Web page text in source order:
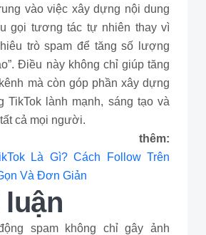
vào việc xây dựng nội dung
gọi tương tác tự nhiên thay vì
trò spam để tăng số lượng
Điều này không chỉ giúp tăng
mà còn góp phần xây dựng
TikTok lành mạnh, sáng tạo và
cả mọi người.
thêm:
Là Gì? Cách Follow Trên
Và Đơn Giản
luận
spam không chỉ gây ảnh